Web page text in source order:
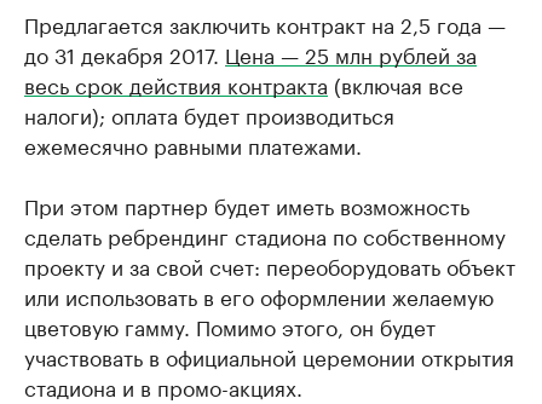
Предлагается заключить контракт на 2,5 года —
до 31 декабря 2017. Цена — 25 млн рублей за
весь срок действия контракта (включая все
налоги); оплата будет производиться
ежемесячно равными платежами.
При этом партнер будет иметь возможность
сделать ребрендинг стадиона по собственному
проекту и за свой счет: переоборудовать объект
или использовать в его оформлении желаемую
цветовую гамму. Помимо этого, он будет
участвовать в официальной церемонии открытия
стадиона и в промо-акциях.